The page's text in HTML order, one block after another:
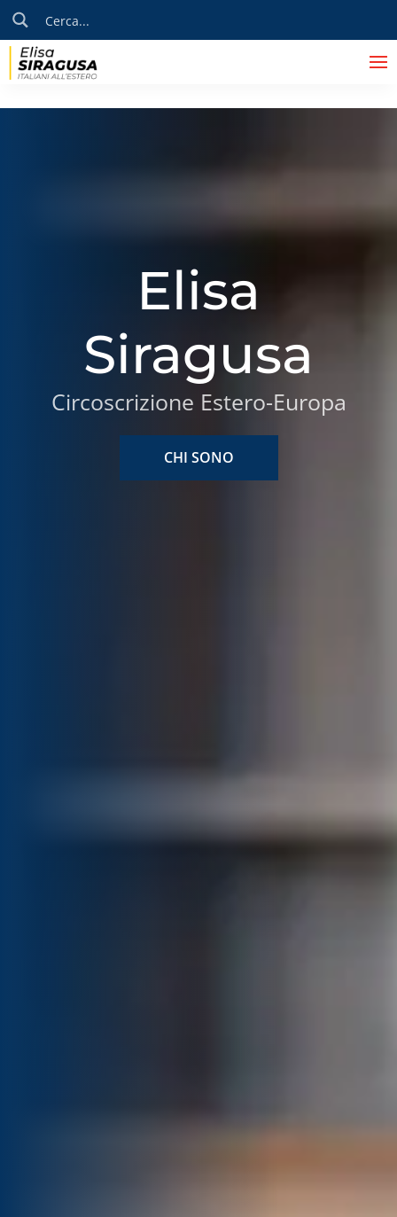
Elisa
Siragusa
Circoscrizione Estero-Europa
CHI SONO